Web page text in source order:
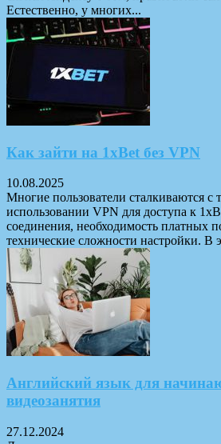
Естественно, у многих...
Как зайти на 1xBet без VPN
10.08.2025
Многие пользователи сталкиваются с
использовании VPN для доступа к
соединения, необходимость платных
технические сложности настройки. В
Английский язык для
видеозанятия
27.12.2024